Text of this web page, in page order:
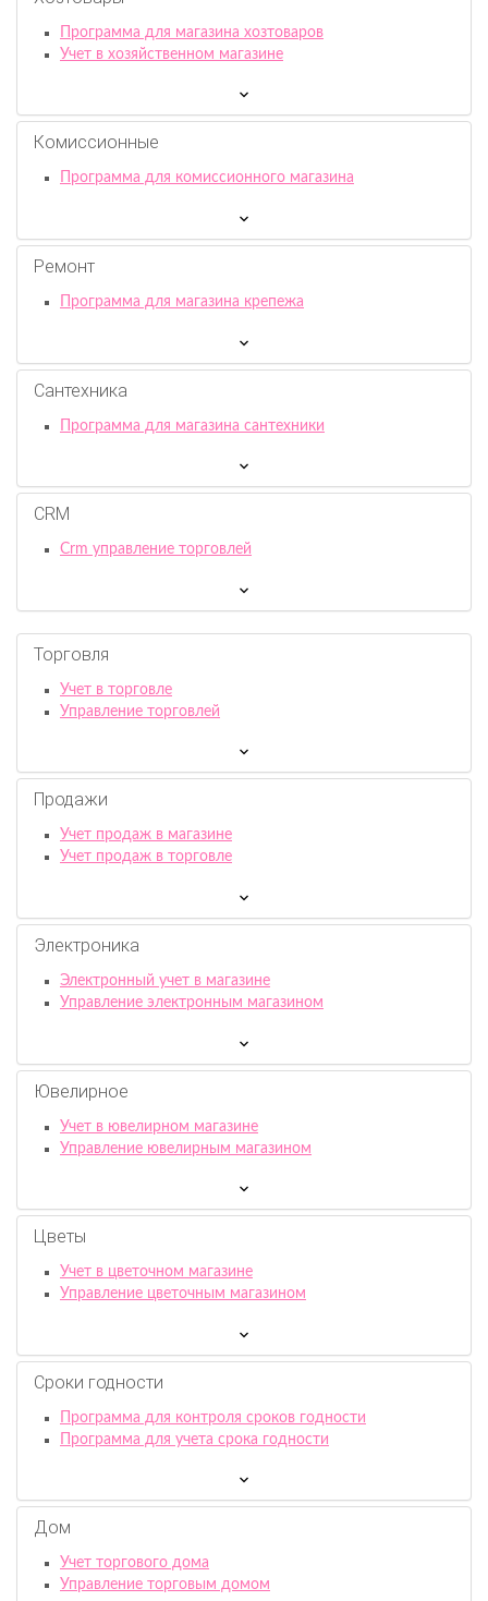
Программа для магазина хозтоваров
Учет в хозяйственном магазине
Комиссионныe
Программа для комиссионного магазина
Ремонт
Программа для магазина крепежа
Сантехника
Программа для магазина сантехники
CRM
Crm управление торговлей
Торговля
Учет в торговле
Управление торговлей
Продажи
Учет продаж в магазине
Учет продаж в торговле
Электроника
Электронный учет в магазине
Управление электронным магазином
Ювелирное
Учет в ювелирном магазине
Управление ювелирным магазином
Цветы
Учет в цветочном магазине
Управление цветочным магазином
Сроки годности
Программа для контроля сроков годности
Программа для учета срока годности
Дом
Учет торгового дома
Управление торговым домом